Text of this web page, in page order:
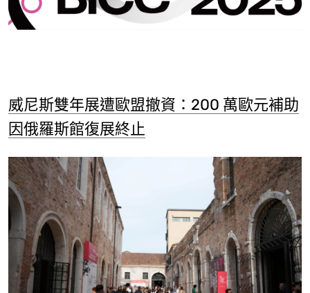
威尼斯雙年展遭歐盟撤資：200 萬歐元補助
因俄羅斯館復展終止